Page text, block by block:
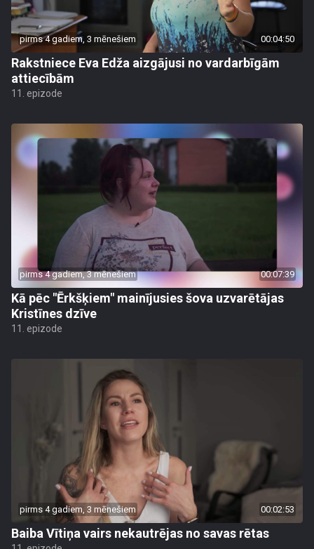
pirms 4 gadiem, 3 mēnešiem 00:04:50
Rakstniece Eva Edža aizgājusi no vardarbīgām
attiecībām
11. epizode
pirms 4 gadiem, 3 mēnešiem 00:07:39
Kā pēc "Ērkšķiem" mainījusies šova uzvarētājas
Kristīnes dzīve
11. epizode
pirms 4 gadiem, 3 mēnešiem 00:02:53
Baiba Vītiņa vairs nekautrējas no savas rētas